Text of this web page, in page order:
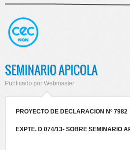
SEMINARIO APICOLA
Publicado por Webmaster
PROYECTO DE DECLARACION Nº 7982
EXPTE. D 074/13- SOBRE SEMINARIO